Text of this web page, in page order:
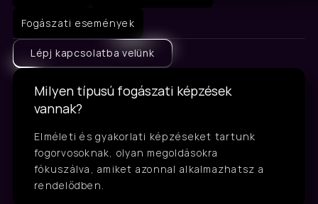
Fogászati események
Lépj kapcsolatba velünk
Milyen típusú fogászati képzések
vannak?
Elméleti és gyakorlati képzéseket tartunk
fogorvosoknak, olyan megoldásokra
fókuszálva, amiket azonnal alkalmazhatsz a
rendelődben.